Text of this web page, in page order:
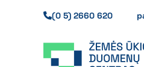
(0 5) 2660 620